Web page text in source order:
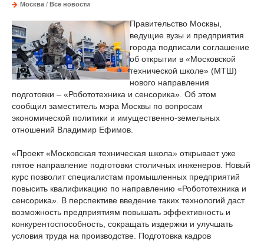
Москва / Все новости
Правительство Москвы,
ведущие вузы и предприятия
города подписали соглашение
об открытии в «Московской
технической школе» (МТШ)
нового направления
подготовки – «Робототехника и сенсорика». Об этом
сообщил заместитель мэра Москвы по вопросам
экономической политики и имущественно-земельных
отношений Владимир Ефимов.
«Проект «Московская техническая школа» открывает уже
пятое направление подготовки столичных инженеров. Новый
курс позволит специалистам промышленных предприятий
повысить квалификацию по направлению «Робототехника и
сенсорика». В перспективе введение таких технологий даст
возможность предприятиям повышать эффективность и
конкурентоспособность, сокращать издержки и улучшать
условия труда на производстве. Подготовка кадров